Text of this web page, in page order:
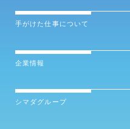
手がけた仕事について
企業情報
シマダグループ